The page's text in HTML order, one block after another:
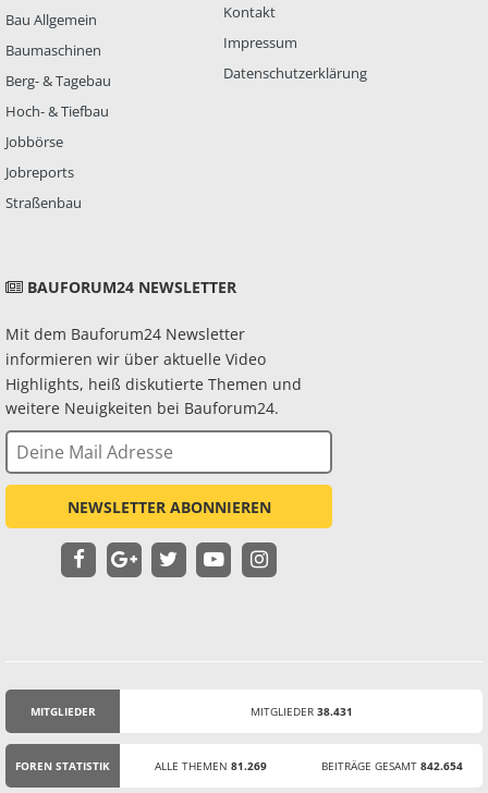
Bau Allgemein
Baumaschinen
Berg- & Tagebau
Hoch- & Tiefbau
Jobbörse
Jobreports
Straßenbau
Kontakt
Impressum
Datenschutzerklärung
BAUFORUM24 NEWSLETTER
Mit dem Bauforum24 Newsletter
informieren wir über aktuelle Video
Highlights, heiß diskutierte Themen und
weitere Neuigkeiten bei Bauforum24.
NEWSLETTER ABONNIEREN
MITGLIEDER MITGLIEDER 38.431
FOREN STATISTIK ALLE THEMEN 81.269 BEITRÄGE GESAMT 842.654